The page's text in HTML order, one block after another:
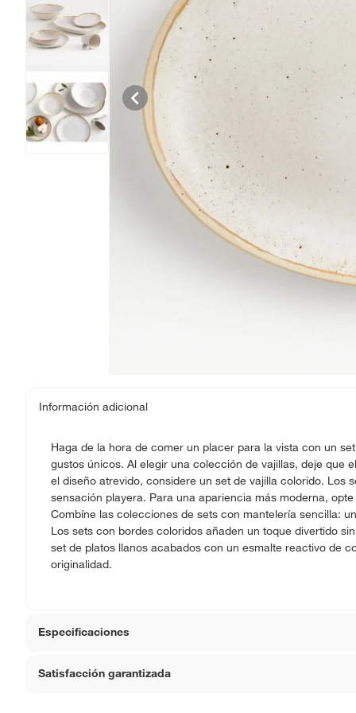
Información adicional
Haga de la hora de comer un placer para la vista con un
gustos únicos. Al elegir una colección de vajillas, deje que
el diseño atrevido, considere un set de vajilla colorido. Los
sensación playera. Para una apariencia más moderna,
Combíne las colecciones de sets con mantelería sencilla:
Los sets con bordes coloridos añaden un toque divertido
set de platos llanos acabados con un esmalte reactivo de
originalidad.
Especificaciones
Apto para horno
Satisfacción garantizada